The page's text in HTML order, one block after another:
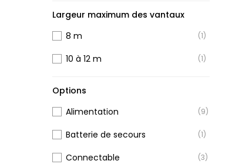
Largeur maximum des vantaux
8 m
(1)
10 à 12 m (1)
Options
Alimentation
(9)
Batterie de secours (1)
Connectable (3)